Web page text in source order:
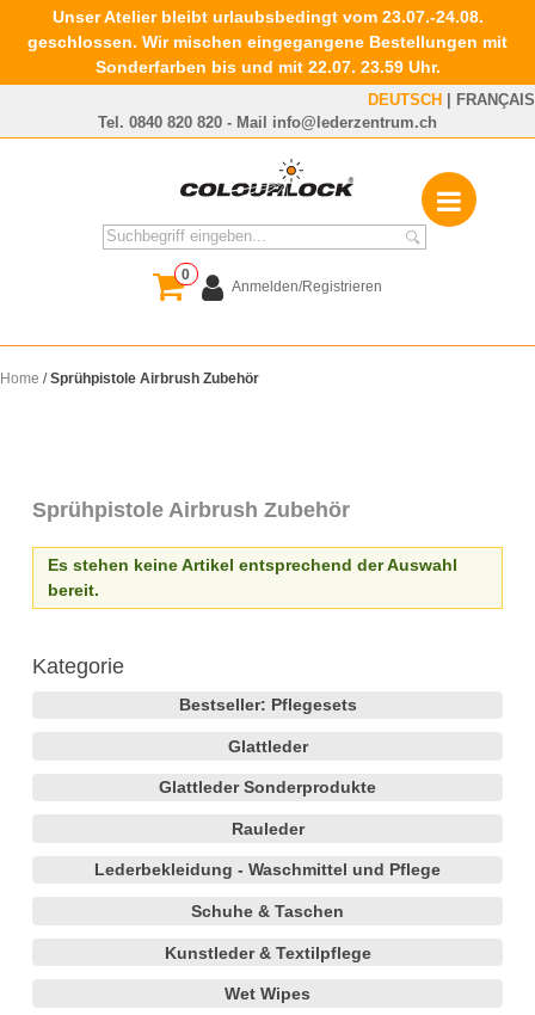
Unser Atelier bleibt urlaubsbedingt vom 23.07.-24.08.
geschlossen. Wir mischen eingegangene Bestellungen mit
Sonderfarben bis und mit 22.07. 23.59 Uhr.
DEUTSCH | FRANÇAIS
Tel. 0840 820 820 - Mail info@lederzentrum.ch
0
Anmelden/Registrieren
Home /Sprühpistole Airbrush Zubehör
Sprühpistole Airbrush Zubehör
Es stehen keine Artikel entsprechend der Auswahl
bereit.
Kategorie
Bestseller: Pflegesets
Glattleder
Glattleder Sonderprodukte
Rauleder
Lederbekleidung - Waschmittel und Pflege
Schuhe & Taschen
Kunstleder & Textilpflege
Wet Wipes